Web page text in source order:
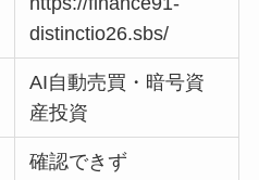
distinctio26.sbs/
AI自動売買・暗号資
産投資
確認できず